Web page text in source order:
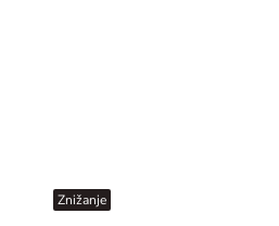
Znižanje